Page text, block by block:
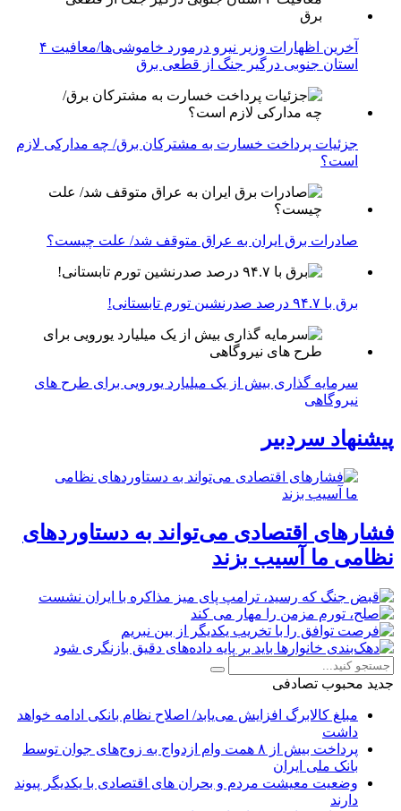
آخرین اظهارات وزیر نیرو درمورد خاموشی‌ها/معافیت ۴
استان جنوبی درگیر جنگ از قطعی برق
جزئیات پرداخت خسارت به مشترکان برق/ چه مدارکی لازم
است؟
صادرات برق ایران به عراق متوقف شد/ علت چیست؟
برق با ۹۴.۷ درصد صدرنشین تورم تابستانی!
سرمایه گذاری بیش از یک میلیارد یورویی برای طرح های
نیروگاهی
پیشنهاد سردبیر
فشارهای اقتصادی می‌تواند به دستاوردهای
نظامی ما آسیب بزند
جدید محبوب تصادفی
مبلغ کالابرگ افزایش می‌یابد/ اصلاح نظام بانکی ادامه خواهد
داشت
پرداخت بیش از ۸ همت وام ازدواج به زوج‌های جوان توسط
بانک ملی ایران
وضعیت معیشت مردم و بحران های اقتصادی با یکدیگر پیوند
دارند